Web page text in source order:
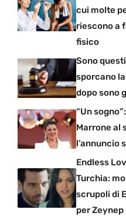
cui molte
riescono a
fisico
Sono
sporcano
dopo sono
“Un
Marrone al
l’annuncio
Endless
Turchia:
scrupoli di
per Zeynep